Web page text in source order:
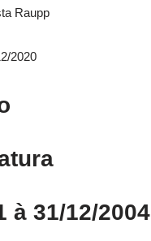
Raupp
2020
à 31/12/2004